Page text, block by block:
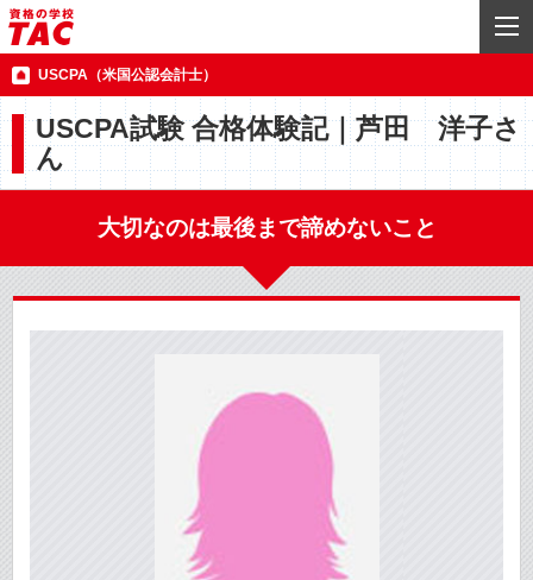
USCPA（米国公認会計士）
USCPA試験 合格体験記｜芦田 洋子さ
ん
大切なのは最後まで諦めないこと